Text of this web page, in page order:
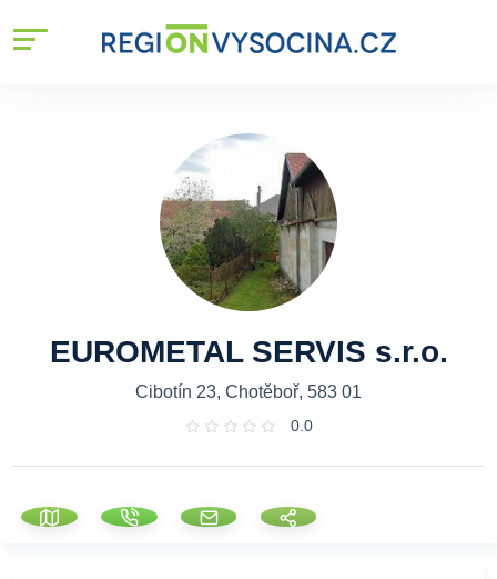
EUROMETAL SERVIS s.r.o.
Cibotín 23, Chotěboř, 583 01
0.0